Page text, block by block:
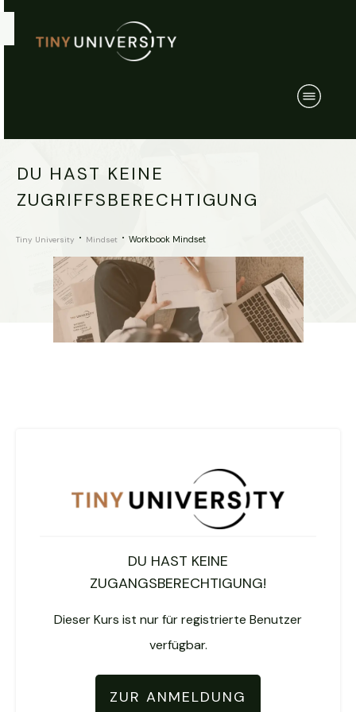
DU HAST KEINE
ZUGRIFFSBERECHTIGUNG
Tiny University Mindset Workbook Mindset
DU HAST KEINE
ZUGANGSBERECHTIGUNG!
Dieser Kurs ist nur für registrierte Benutzer
verfügbar.
ZUR ANMELDUNG